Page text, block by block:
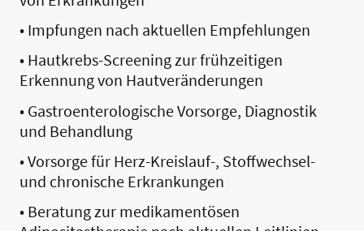
• Impfungen nach aktuellen Empfehlungen
• Hautkrebs-Screening zur frühzeitigen
Erkennung von Hautveränderungen
• Gastroenterologische Vorsorge, Diagnostik
und Behandlung
• Vorsorge für Herz-Kreislauf-, Stoffwechsel-
und chronische Erkrankungen
• Beratung zur medikamentösen